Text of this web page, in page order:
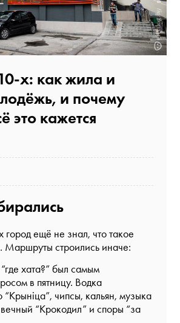
х: как жила и
и почему
это кажется
город ещё не знал, что такое
Маршруты строились иначе:
хата?” был самым
в пятницу. Водка
“Крынiца”, чипсы, кальян, музыка
“Крокодил” и споры “за